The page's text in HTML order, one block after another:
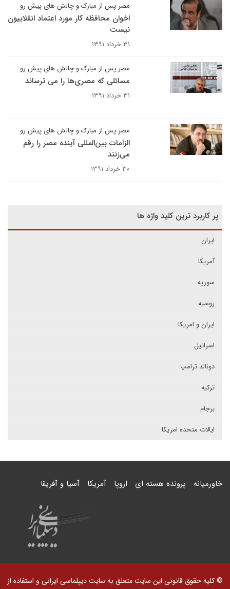
مصر پس از مبارک و چالش های پیش رو
اخوان محافظه کار مورد اعتماد انقلابیون
نیست
۳۱ خرداد ۱۳۹۱
مصر پس از مبارک و چالش های پیش رو
مسائلی که مصری‌ها را می ترساند
۳۱ خرداد ۱۳۹۱
مصر پس از مبارک و چالش های پیش رو
الزامات بین‌المللی آینده مصر را رقم
می‌زنند
۳۰ خرداد ۱۳۹۱
پر کاربرد ترین کلید واژه ها
ایران
آمریکا
سوریه
روسیه
ایران و امریکا
اسرائیل
دونالد ترامپ
ترکیه
برجام
ایالات متحده امریکا
خاورمیانه پرونده هسته ای اروپا آمریکا آسیا و آفریقا
© کلیه حقوق قانونی این سایت متعلق به سایت دیپلماسی ایرانی و استفاده از